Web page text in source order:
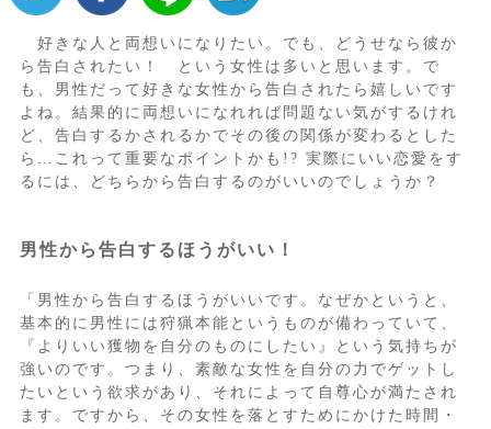
好きな人と両想いになりたい。でも、どうせなら彼か
ら告白されたい！ という女性は多いと思います。で
も、男性だって好きな女性から告白されたら嬉しいです
よね。結果的に両想いになれれば問題ない気がするけれ
ど、告白するかされるかでその後の関係が変わるとした
ら…これって重要なポイントかも!? 実際にいい恋愛をす
るには、どちらから告白するのがいいのでしょうか？
男性から告白するほうがいい！
「男性から告白するほうがいいです。なぜかというと、
基本的に男性には狩猟本能というものが備わっていて、
『よりいい獲物を自分のものにしたい』という気持ちが
強いのです。つまり、素敵な女性を自分の力でゲットし
たいという欲求があり、それによって自尊心が満たされ
ます。ですから、その女性を落とすためにかけた時間・